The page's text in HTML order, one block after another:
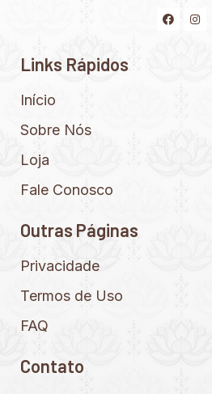
Links Rápidos
Início
Sobre Nós
Loja
Fale Conosco
Outras Páginas
Privacidade
Termos de Uso
FAQ
Contato